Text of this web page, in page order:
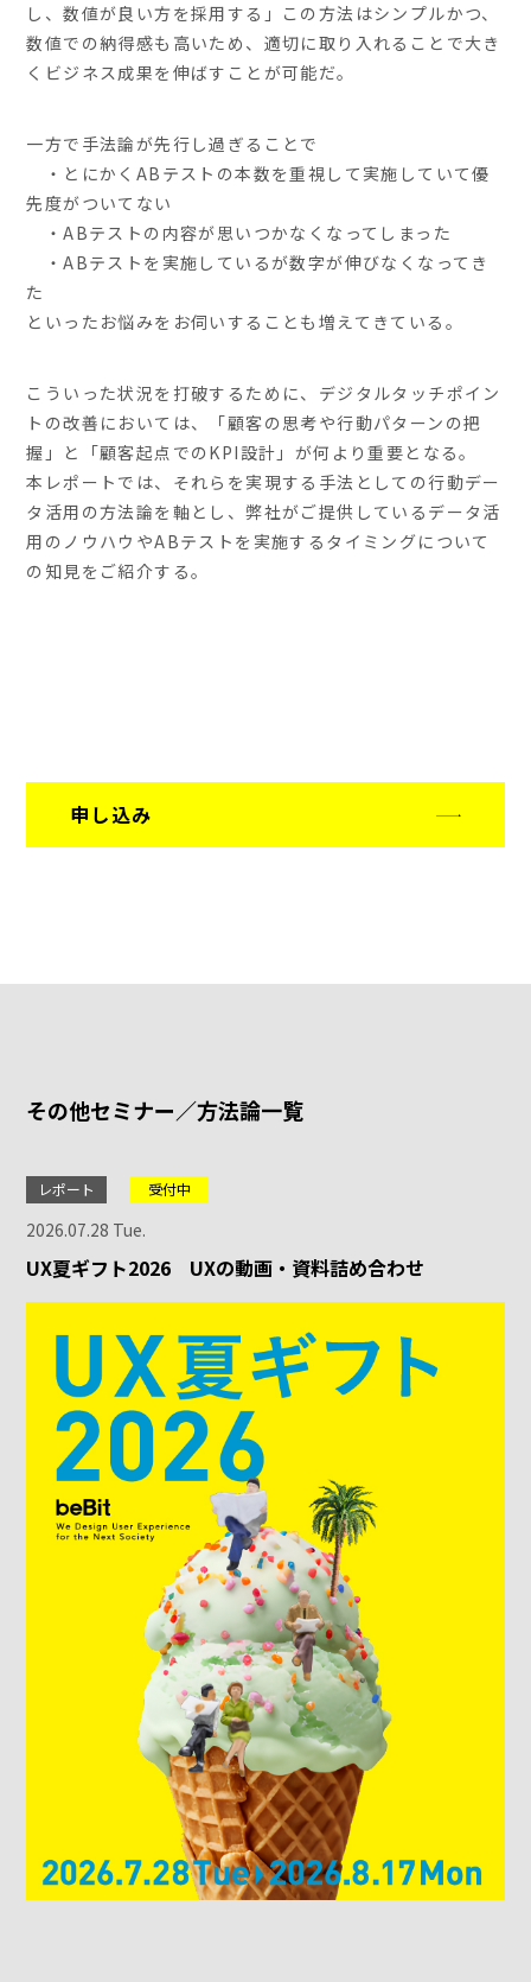
し、数値が良い方を採用する」この方法はシンプルかつ、
数値での納得感も高いため、適切に取り入れることで大き
くビジネス成果を伸ばすことが可能だ。
一方で手法論が先行し過ぎることで
・とにかくABテストの本数を重視して実施していて優
先度がついてない
・ABテストの内容が思いつかなくなってしまった
・ABテストを実施しているが数字が伸びなくなってき
た
といったお悩みをお伺いすることも増えてきている。
こういった状況を打破するために、デジタルタッチポイン
トの改善においては、「顧客の思考や行動パターンの把
握」と「顧客起点でのKPI設計」が何より重要となる。
本レポートでは、それらを実現する手法としての行動デー
タ活用の方法論を軸とし、弊社がご提供しているデータ活
用のノウハウやABテストを実施するタイミングについて
の知見をご紹介する。
申し込み
その他セミナー／方法論一覧
レポート 受付中
2026.07.28 Tue.
UX夏ギフト2026 UXの動画・資料詰め合わせ